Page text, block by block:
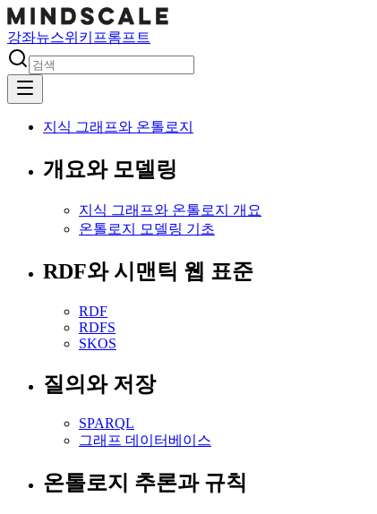
강좌뉴스위키 프롬프트
지식 그래프와 온톨로지
개요와 모델링
지식 그래프와 온톨로지 개요
온톨로지 모델링 기초
RDF와 시맨틱 웹 표준
RDF
RDFS
SKOS
질의와 저장
SPARQL
그래프 데이터베이스
온톨로지 추론과 규칙